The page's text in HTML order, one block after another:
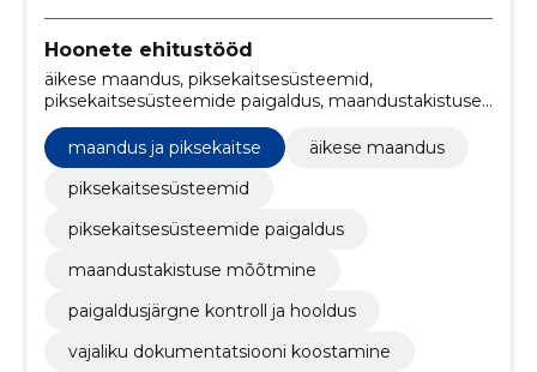
Hoonete ehitustööd
äikese maandus, piksekaitsesüsteemid,
piksekaitsesüsteemide paigaldus, maandustakistuse
vajaliku dokumentatsiooni koostamine,
Dokumentatsiooni koostamine, paigaldusjärgne
hooldus, maanduskaitse mõõtmine, maanuduste
maandus ja piksekaitse
äikese maandus
piksekaitsesüsteemid
piksekaitsesüsteemide paigaldus
maandustakistuse mõõtmine
paigaldusjärgne kontroll ja hooldus
vajaliku dokumentatsiooni koostamine